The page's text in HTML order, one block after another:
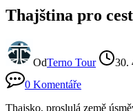
Thajština pro
OdTerno Tour 30.
0 Komentáře
Thajsko, proslulá země